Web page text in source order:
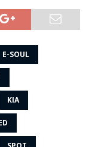
E-SOUL
KIA